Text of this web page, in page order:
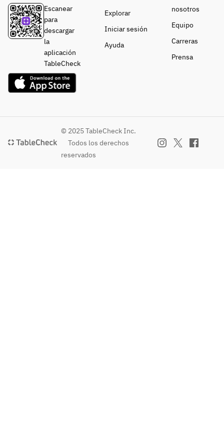
Escanear
para
descargar
la
aplicación
TableCheck
Explorar
Iniciar sesión
Ayuda
nosotros
Equipo
Carreras
Prensa
© 2025 TableCheck Inc.
Todos los derechos
reservados